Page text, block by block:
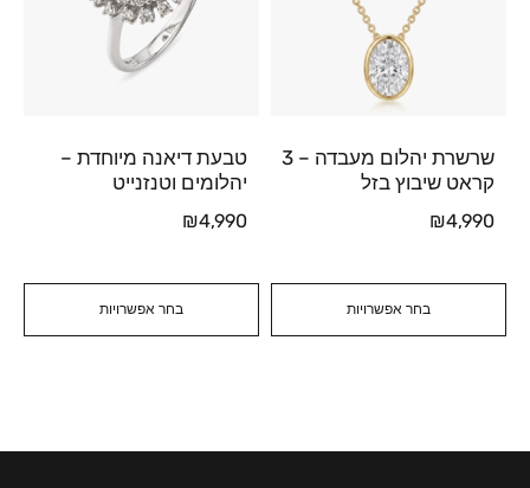
בחר אפשרויות
שרשרת יהלום מעבדה – 3
קראט שיבוץ בזל
₪4,990
בחר אפשרויות
טבעת דיאנה מיוחדת –
יהלומים וטנזנייט
₪4,990